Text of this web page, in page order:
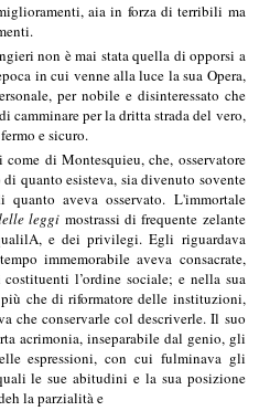
aia in forza di terribili ma
non è mai stata quella di opporsi a
in cui venne alla luce la sua Opera,
per nobile e disinteressato che
camminare per la dritta strada del vero,
e sicuro.
di Montesquieu, che, osservatore
quanto esisteva, sia divenuto sovente
aveva osservato. L'immortale
leggi mostrassi di frequente zelante
e dei privilegi. Egli riguardava
immemorabile aveva consacrate,
l’ordine sociale; e nella sua
che di riformatore delle instituzioni,
che conservarle col descriverle. Il suo
acrimonia, inseparabile dal genio, gli
espressioni, con cui fulminava gli
le sue abitudini e la sua posizione
la parzialità e